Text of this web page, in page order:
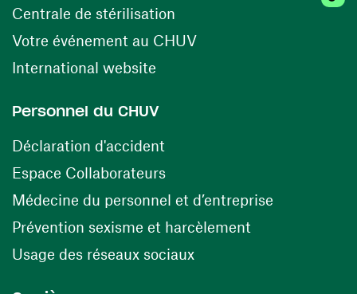
Centrale de stérilisation (ouvre une nouvelle
Votre événement au CHUV(ouvre une nouvelle
International website
Personnel du CHUV
Déclaration d'accident
Espace Collaborateurs(ouvre une nouvelle fenêtre)
Médecine du personnel et d’entreprise
Prévention sexisme et harcèlement
Usage des réseaux sociaux(ouvre une nouvelle